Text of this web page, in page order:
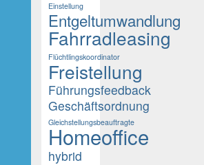
Einstellung
Entgeltumwandlung
Fahrradleasing
Flüchtlingskoordinator
Freistellung
Führungsfeedback
Geschäftsordnung
Gleichstellungsbeauftragte
Homeoffice
hybrid